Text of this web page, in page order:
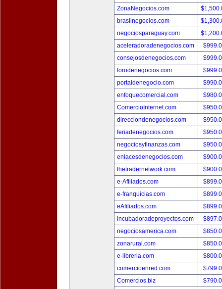
ZonaNegocios.com
brasilnegocios.com
negociosparaguay.com
aceleradoradenegocios.com
consejosdenegocios.com
forodenegocios.com
portaldenegocio.com
enfoquecomercial.com
ComercioInternet.com
direcciondenegocios.com
feriadenegocios.com
negociosyfinanzas.com
enlacesdenegocios.com
thetradernetwork.com
e-Afiliados.com
e-franquicias.com
eAfiliados.com
incubadoradeproyectos.com
negociosamerica.com
zonarural.com
e-libreria.com
comercioenred.com
Comercios.biz